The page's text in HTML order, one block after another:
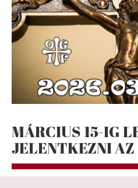
MÁRCIUS 15-IG
JELENTKEZNI